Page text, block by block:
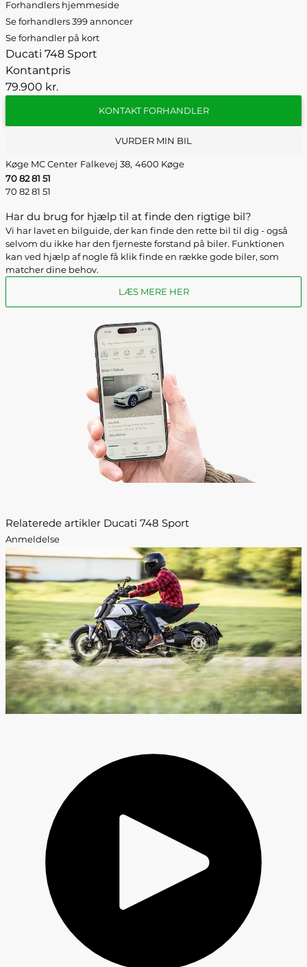
Forhandlers hjemmeside
Se forhandlers 399 annoncer
Se forhandler på kort
Ducati 748 Sport
Kontantpris
79.900 kr.
KONTAKT FORHANDLER
VURDER MIN BIL
Køge MC Center Falkevej 38, 4600 Køge
70 82 81 51
70 82 81 51
Har du brug for hjælp til at finde den rigtige bil?
Vi har lavet en bilguide, der kan finde den rette bil til dig - også
selvom du ikke har den fjerneste forstand på biler. Funktionen
kan ved hjælp af nogle få klik finde en række gode biler, som
matcher dine behov.
LÆS MERE HER
Relaterede artikler Ducati 748 Sport
Anmeldelse